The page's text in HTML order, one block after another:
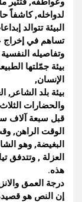
لدواخله, كاشفاً
البيئة تتوالد
تساهم في إخراج
وتفاصيله
بيئة جمّلتها
الإنسان,
بيئة بلد الشاعر,
والحضارات
قبل سبعة آلاف
الوقت الراهن,
البغيضة, وهو
العزلة , وتتدفق
هذه.
درجة العمق
إن النص هو قصيدة